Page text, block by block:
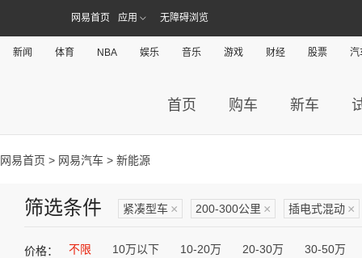
网易首页 应用 无障碍浏览
新闻 体育 NBA 娱乐 音乐 游戏 财经 股票 汽
首页 购车 新车
网易首页 > 网易汽车 > 新能源
筛选条件 紧凑型车 × 200-300公里 × 插电式混动 ×
价格： 不限 10万以下 10-20万 20-30万 30-50万